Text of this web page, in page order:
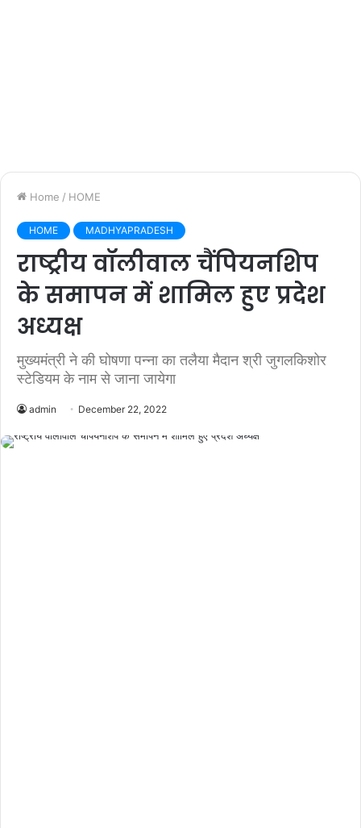
Home / HOME
HOME MADHYAPRADESH
राष्ट्रीय वॉलीवाल चैंपियनशिप
के समापन में शामिल हुए प्रदेश
अध्यक्ष
मुख्यमंत्री ने की घोषणा पन्ना का तलैया मैदान श्री जुगलकिशोर
स्टेडियम के नाम से जाना जायेगा
admin December 22, 2022